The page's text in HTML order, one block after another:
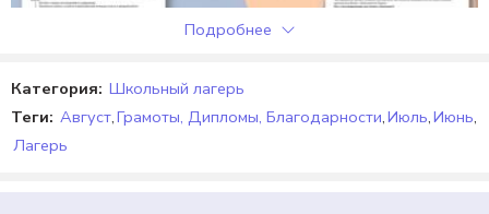
Подробнее
Категория: Школьный лагерь
Теги: Август,Грамоты, Дипломы, Благодарности,Июль,Июнь,
Лагерь